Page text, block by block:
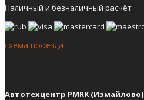
Наличный и безналичный расчёт
схема проезда
Автотехцентр PMRK (Измайлово)